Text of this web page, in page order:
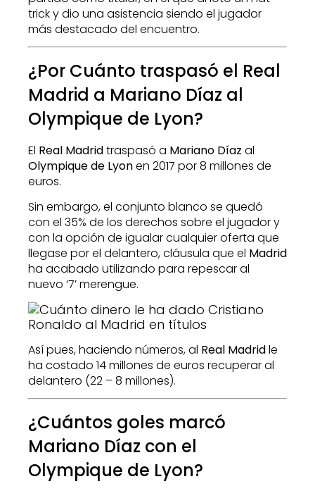
trick y dio una asistencia siendo el jugador
más destacado del encuentro.
¿Por Cuánto traspasó el Real
Madrid a Mariano Díaz al
Olympique de Lyon?
El Real Madridtraspasó a Mariano Díaz al
Olympique de Lyonen 2017 por 8 millones de
euros.
Sin embargo, el conjunto blanco se quedó
con el 35% de los derechos sobre el jugador y
con la opción de igualar cualquier oferta que
llegase por el delantero, cláusula que el Madrid
ha acabado utilizando para repescar al
nuevo ‘7’ merengue.
Así pues, haciendo números, al Real Madridle
ha costado 14 millones de euros recuperar al
delantero (22 – 8 millones).
¿Cuántos goles marcó
Mariano Díaz con el
Olympique de Lyon?